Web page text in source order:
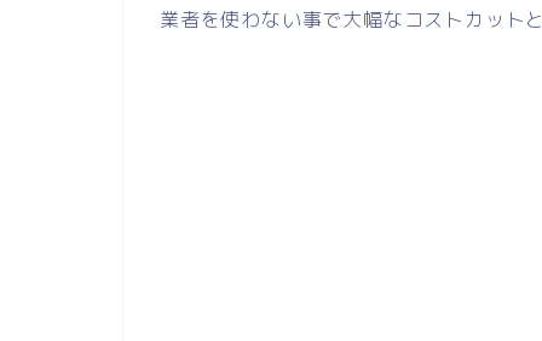
業者を使わない事で大幅なコストカット